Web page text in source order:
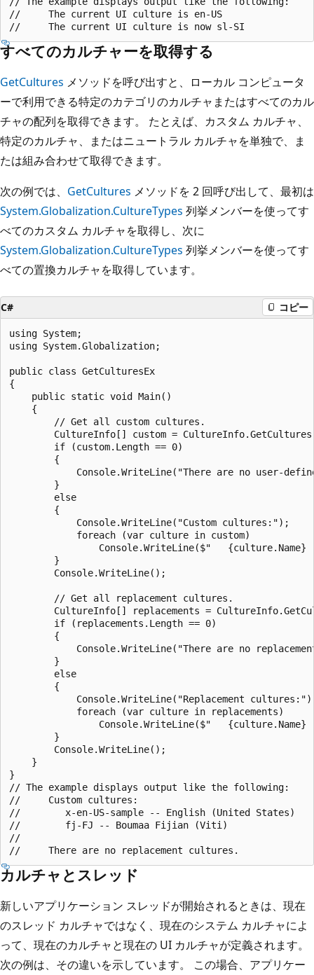
//     The current UI culture is en-US
すべてのカルチャーを取得する
GetCultures メソッドを呼び出すと、ローカル コンピュータ
ーで利用できる特定のカテゴリのカルチャまたはすべてのカル
チャの配列を取得できます。 たとえば、カスタム カルチャ、
特定のカルチャ、またはニュートラル カルチャを単独で、ま
たは組み合わせて取得できます。
次の例では、 GetCultures メソッドを 2 回呼び出して、最初は
System.Globalization.CultureTypes 列挙メンバーを使ってす
べてのカスタム カルチャを取得し、次に
System.Globalization.CultureTypes 列挙メンバーを使ってす
べての置換カルチャを取得しています。
C# コピー
using System;
using System.Globalization;
public class GetCulturesEx
{
    public static void Main()
    {
        // Get all custom cultures.
CultureInfo[] custom =
        if (custom.Length == 0)
        {
Console.WriteLine("There are no user-
        }
        else
        {
            Console.WriteLine("Custom cultures:");
            foreach (var culture in custom)
Console.WriteLine($"   {culture.Name}
        }
        Console.WriteLine();
        // Get all replacement cultures.
CultureInfo[] replacements =
        if (replacements.Length == 0)
        {
Console.WriteLine("There are no
        }
        else
        {
Console.WriteLine("Replacement
            foreach (var culture in replacements)
Console.WriteLine($"   {culture.Name}
        }
        Console.WriteLine();
    }
}
// The example displays output like the following:
//     Custom cultures:
//        x-en-US-sample -- English (United States)
//        fj-FJ -- Boumaa Fijian (Viti)
//
カルチャとスレッド
新しいアプリケーション スレッドが開始されるときは、現在
のスレッド カルチャではなく、現在のシステム カルチャによ
って、現在のカルチャと現在の UI カルチャが定義されます。
次の例は、その違いを示しています。 この場合、アプリケー